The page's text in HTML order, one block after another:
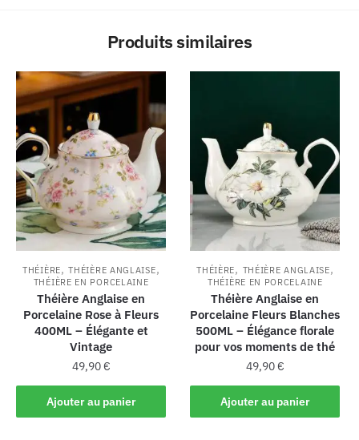
Produits similaires
THÉIÈRE,THÉIÈRE ANGLAISE,
THÉIÈRE EN PORCELAINE
Théière Anglaise en
Porcelaine Rose à Fleurs
400ML – Élégante et
Vintage
49,90€
Ajouter au panier
THÉIÈRE, THÉIÈRE ANGLAISE,
THÉIÈRE EN PORCELAINE
Théière Anglaise en
Porcelaine Fleurs Blanches
500ML – Élégance florale
pour vos moments de thé
49,90€
Ajouter au panier